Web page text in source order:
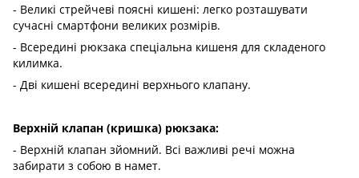
- Великі стрейчеві поясні кишені: легко розташувати
сучасні смартфони великих розмірів.
- Всередині рюкзака спеціальна кишеня для складеного
килимка.
- Дві кишені всередині верхнього клапану.
Верхній клапан (кришка) рюкзака:
- Верхній клапан зйомний. Всі важливі речі можна
забирати з собою в намет.